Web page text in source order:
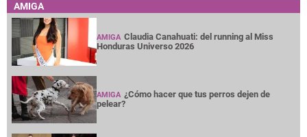
AMIGA
AMIGA Claudia Canahuati: del running al Miss
Honduras Universo 2026
AMIGA ¿Cómo hacer que tus perros dejen de
pelear?